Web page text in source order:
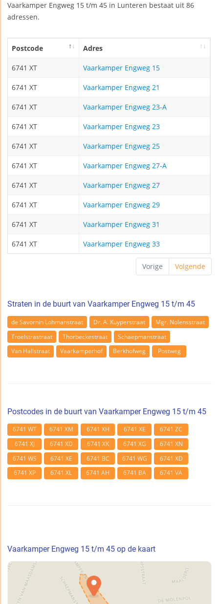
Vaarkamper Engweg 15 t/m 45 in Lunteren bestaat uit 86
adressen.
Postcode Adres
6741 XT Vaarkamper Engweg 15
6741 XT Vaarkamper Engweg 21
6741 XT Vaarkamper Engweg 23-A
6741 XT Vaarkamper Engweg 23
6741 XT Vaarkamper Engweg 25
6741 XT Vaarkamper Engweg 27-A
6741 XT Vaarkamper Engweg 27
6741 XT Vaarkamper Engweg 29
6741 XT Vaarkamper Engweg 31
6741 XT Vaarkamper Engweg 33
Vorige Volgende
Straten in de buurt van Vaarkamper Engweg 15 t/m 45
de Savornin Lohmanstraat Dr. A. Kuyperstraat
Mgr. Nolensstraat
Troelstrastraat
Thorbeckestraat
Schaepmanstraat
Van Hallstraat
Vaarkamperhof Berkhofweg Postweg
Postcodes in de buurt van Vaarkamper Engweg 15 t/m 45
6741 WT 6741 XM 6741 XH 6741 XE
6741 ZC
6741 XJ
6741 XD 6741 XK 6741 XG
6741 XN
6741 WS
6741 XE 6741 BC 6741 WG
6741 XD
6741 XP
6741 XL 6741 AH 6741 BA 6741 VA
Vaarkamper Engweg 15 t/m 45 op de kaart